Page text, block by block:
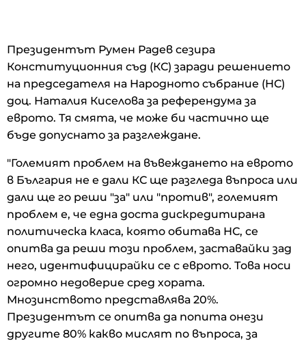
Президентът Румен Радев сезира
Конституционния съд (КС) заради решението
на председателя на Народното събрание (НС)
доц. Наталия Киселова за референдума за
еврото. Тя смята, че може би частично ще
бъде допуснато за разглеждане.
"Големият проблем на въвеждането на еврото
в България не е дали КС ще разгледа въпроса или
дали ще го реши "за" или "против", големият
проблем е, че една доста дискредитирана
политическа класа, която обитава НС, се
опитва да реши този проблем, заставайки зад
него, идентифицирайки се с еврото. Това носи
огромно недоверие сред хората.
Мнозинството представлява 20%.
Президентът се опитва да попита онези
другите 80% какво мислят по въпроса, за